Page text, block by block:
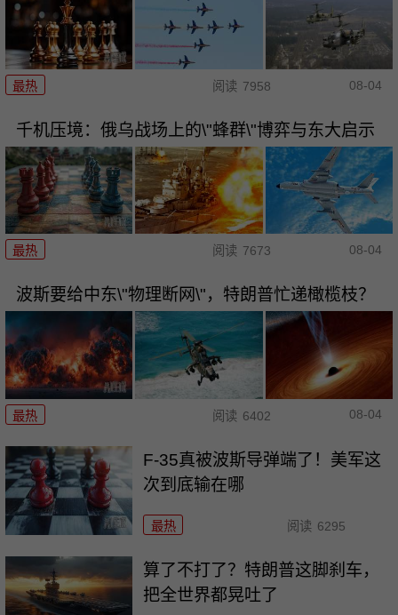
最热 阅读 7958 08-04
千机压境：俄乌战场上的\"蜂群\"博弈与东大启示
最热 阅读 7673 08-04
波斯要给中东\"物理断网\"，特朗普忙递橄榄枝？
最热 阅读 6402 08-04
F-35真被波斯导弹端了！美军这
次到底输在哪
最热 阅读 6295
算了不打了？特朗普这脚刹车，
把全世界都晃吐了